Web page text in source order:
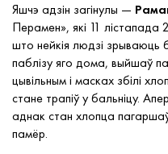
Яшчэ адзін загінулы —
Перамен», які 11
што нейкія людзі зрываюць
паблізу яго дома, выйшаў
цывільным і масках збілі
стане трапіў у бальніцу.
аднак стан хлопца
памёр.